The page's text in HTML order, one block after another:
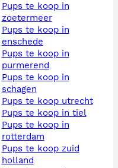
pups te koop in
zoetermeer
pups te koop in
enschede
pups te koop in
purmerend
pups te koop in
schagen
pups te koop utrecht
pups te koop in tiel
pups te koop in
rotterdam
pups te koop zuid
holland